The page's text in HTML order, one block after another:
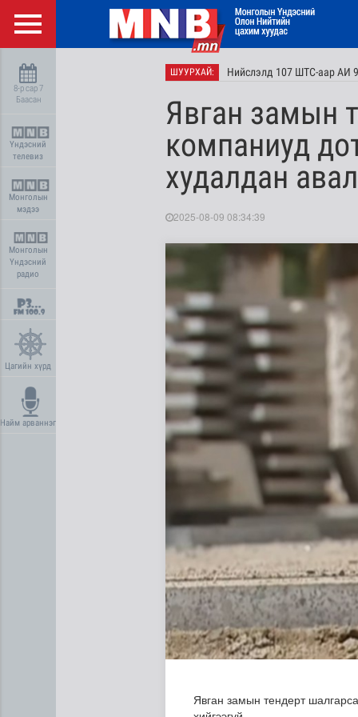
8-р сар 7
Баасан
Үндэсний
телевиз
Монголын
мэдээ
Монголын
Үндэсний
радио
Цагийн хүрд
Найм арваннэг
ШУУРХАЙ: Нийслэлд 107 ШТС-аар АИ
Олон улсын туршлага
Явган замын
компаниуд
худалдан
2025-08-09 08:34:39
Явган замын тендерт